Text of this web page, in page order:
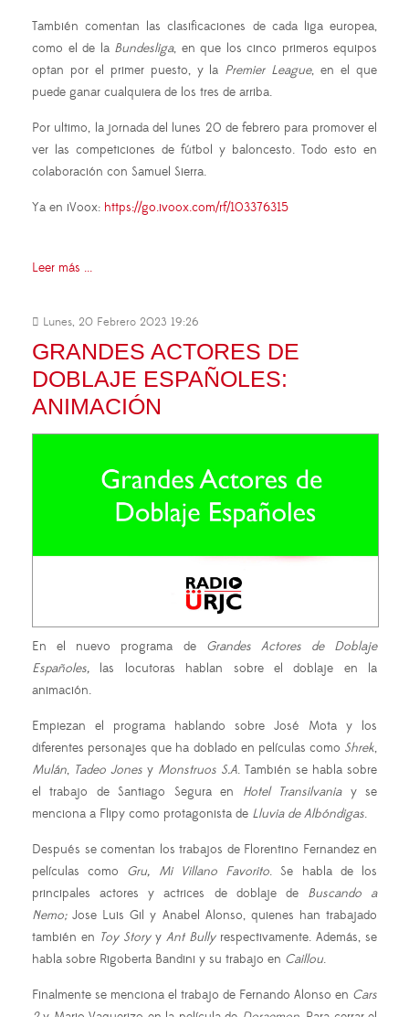
También comentan las clasificaciones de cada liga europea,
como el de la Bundesliga, en que los cinco primeros equipos
optan por el primer puesto, y la Premier League, en el que
puede ganar cualquiera de los tres de arriba.
Por ultimo, la jornada del lunes 20 de febrero para promover el
ver las competiciones de fútbol y baloncesto. Todo esto en
colaboración con Samuel Sierra.
Ya en iVoox: https://go.ivoox.com/rf/103376315
Leer más ...
Lunes, 20 Febrero 2023 19:26
GRANDES ACTORES DE
DOBLAJE ESPAÑOLES:
ANIMACIÓN
En el nuevo programa de Grandes Actores de Doblaje
Españoles, las locutoras hablan sobre el doblaje en la
animación.
Empiezan el programa hablando sobre José Mota y los
diferentes personajes que ha doblado en películas como Shrek,
Mulán, Tadeo Jones y Monstruos S.A. También se habla sobre
el trabajo de Santiago Segura en Hotel Transilvaniay se
menciona a Flipy como protagonista de Lluvia de Albóndigas.
Después se comentan los trabajos de Florentino Fernandez en
películas como Gru, Mi Villano Favorito. Se habla de los
principales actores y actrices de doblaje de Buscando a
Nemo;Jose Luis Gil y Anabel Alonso, quienes han trabajado
también en Toy Storyy Ant Bullyrespectivamente. Además, se
habla sobre Rigoberta Bandini y su trabajo en Caillou.
Finalmente se menciona el trabajo de Fernando Alonso en Cars